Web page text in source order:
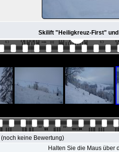
Skilift "Heiligkreuz-First"
(noch keine Bewertung)
Halten Sie die Maus über